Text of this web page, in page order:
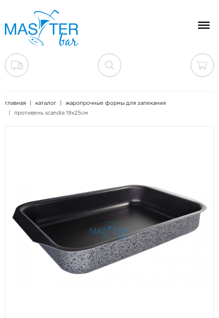
главная каталог
жаропрочные формы для запекания
противень scandia 19х25см